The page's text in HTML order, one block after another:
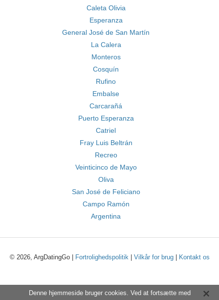
Caleta Olivia
Esperanza
General José de San Martín
La Calera
Monteros
Cosquín
Rufino
Embalse
Carcarañá
Puerto Esperanza
Catriel
Fray Luis Beltrán
Recreo
Veinticinco de Mayo
Oliva
San José de Feliciano
Campo Ramón
Argentina
© 2026, ArgDatingGo | Fortrolighedspolitik| Vilkår for brug| Kontakt os
Denne hjemmeside bruger cookies. Ved at fortsætte med